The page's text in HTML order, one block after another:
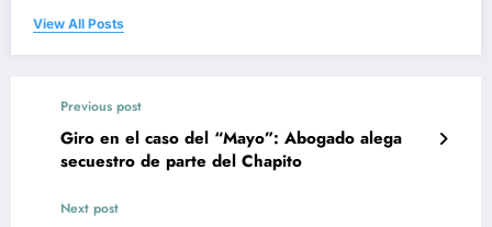
View All Posts
Previous post
Giro en el caso del “Mayo”: Abogado alega
secuestro de parte del Chapito
Next post